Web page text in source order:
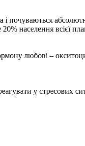
і почуваються
населення всієї
любові –
у